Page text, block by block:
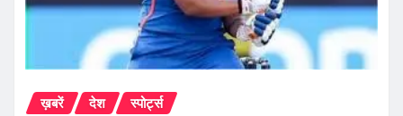
ख़बरें देश स्पोर्ट्स